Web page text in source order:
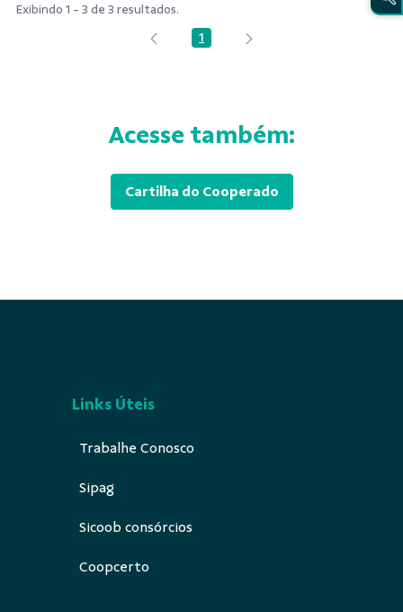
Exibindo 1 - 3 de 3 resultados.
Página
1
Acesse também:
Cartilha do Cooperado
Links Úteis
Trabalhe Conosco
Sipag
Sicoob consórcios
Coopcerto